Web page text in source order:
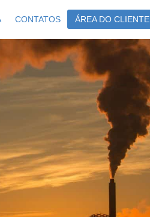
CONTATOS ÁREA DO CLIENTE